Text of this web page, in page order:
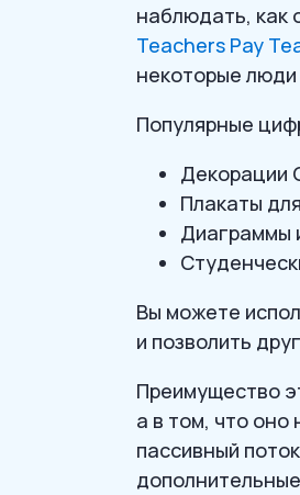
наблюдать, как
Teachers Pay
некоторые
Популярные
Декорации
Плакаты
Диаграммы
Вы можете
и позволить
Преимущество
а в том, что оно
пассивный